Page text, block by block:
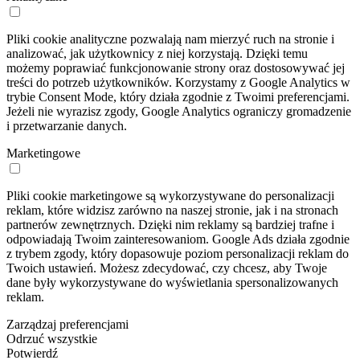
Pliki cookie analityczne pozwalają nam mierzyć ruch na stronie i
analizować, jak użytkownicy z niej korzystają. Dzięki temu
możemy poprawiać funkcjonowanie strony oraz dostosowywać jej
treści do potrzeb użytkowników. Korzystamy z Google Analytics w
trybie Consent Mode, który działa zgodnie z Twoimi preferencjami.
Jeżeli nie wyrazisz zgody, Google Analytics ograniczy gromadzenie
i przetwarzanie danych.
Marketingowe
Pliki cookie marketingowe są wykorzystywane do personalizacji
reklam, które widzisz zarówno na naszej stronie, jak i na stronach
partnerów zewnętrznych. Dzięki nim reklamy są bardziej trafne i
odpowiadają Twoim zainteresowaniom. Google Ads działa zgodnie
z trybem zgody, który dopasowuje poziom personalizacji reklam do
Twoich ustawień. Możesz zdecydować, czy chcesz, aby Twoje
dane były wykorzystywane do wyświetlania spersonalizowanych
reklam.
Zarządzaj preferencjami
Odrzuć wszystkie
Potwierdź